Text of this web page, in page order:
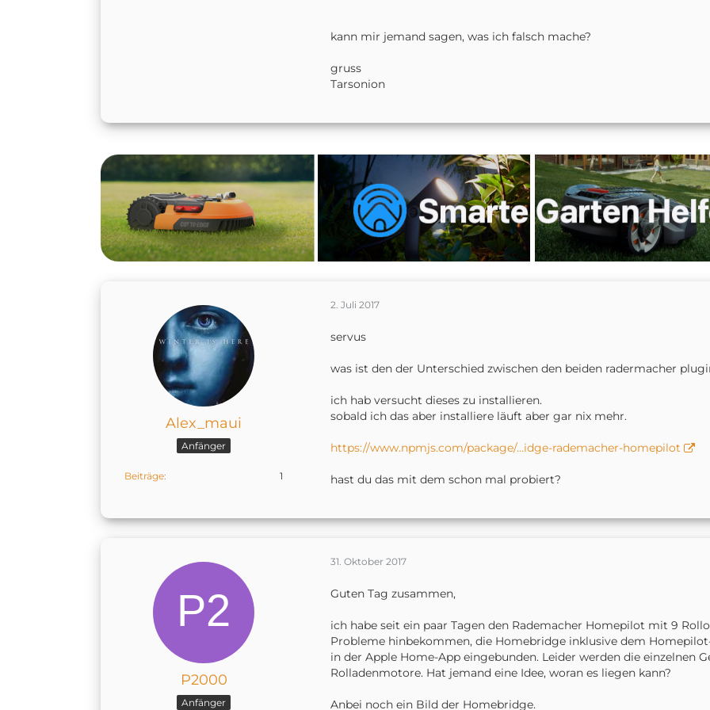
kann mir jemand sagen, was ich falsch mache?
gruss
Tarsonion
Alex_maui
Anfänger
Beiträge 1
2. Juli 2017
servus
was ist den der Unterschied zwischen den beiden radermacher
ich hab versucht dieses zu installieren.
sobald ich das aber installiere läuft aber gar nix mehr.
https://www.npmjs.com/package/…idge-rademacher-homepilot
hast du das mit dem schon mal probiert?
P2000
Anfänger
31. Oktober 2017
Guten Tag zusammen,
ich habe seit ein paar Tagen den Rademacher Homepilot mit 9
Probleme hinbekommen, die Homebridge inklusive dem
in der Apple Home-App eingebunden. Leider werden die einzelnen
Rolladenmotore. Hat jemand eine Idee, woran es liegen kann?
Anbei noch ein Bild der Homebridge.